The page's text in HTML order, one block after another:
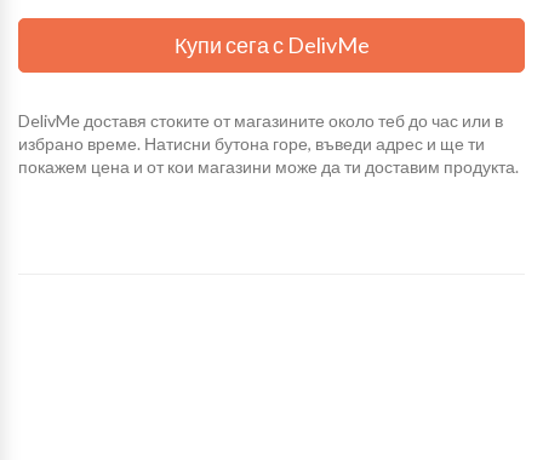
Купи сега с DelivMe
DelivMe доставя стоките от магазините около теб до час или в
избрано време. Натисни бутона горе, въведи адрес и ще ти
покажем цена и от кои магазини може да ти доставим продукта.